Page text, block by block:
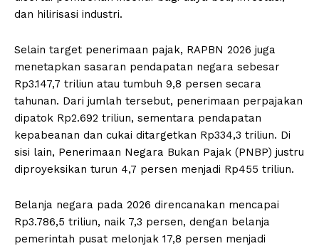
dan hilirisasi industri.
Selain target penerimaan pajak, RAPBN 2026 juga
menetapkan sasaran pendapatan negara sebesar
Rp3.147,7 triliun atau tumbuh 9,8 persen secara
tahunan. Dari jumlah tersebut, penerimaan perpajakan
dipatok Rp2.692 triliun, sementara pendapatan
kepabeanan dan cukai ditargetkan Rp334,3 triliun. Di
sisi lain, Penerimaan Negara Bukan Pajak (PNBP) justru
diproyeksikan turun 4,7 persen menjadi Rp455 triliun.
Belanja negara pada 2026 direncanakan mencapai
Rp3.786,5 triliun, naik 7,3 persen, dengan belanja
pemerintah pusat melonjak 17,8 persen menjadi